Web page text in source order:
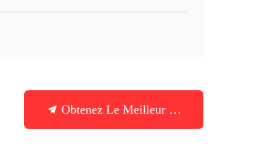
Obtenez Le Meilleur Prix